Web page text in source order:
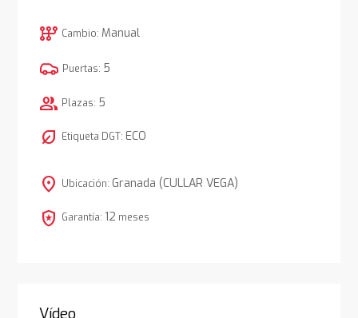
auto_transmission Cambio: Manual
Puertas: 5
group Plazas: 5
nest_eco_leaf Etiqueta DGT: ECO
location_on Ubicación: Granada (CULLAR VEGA)
local_police Garantía: 12 meses
Vídeo